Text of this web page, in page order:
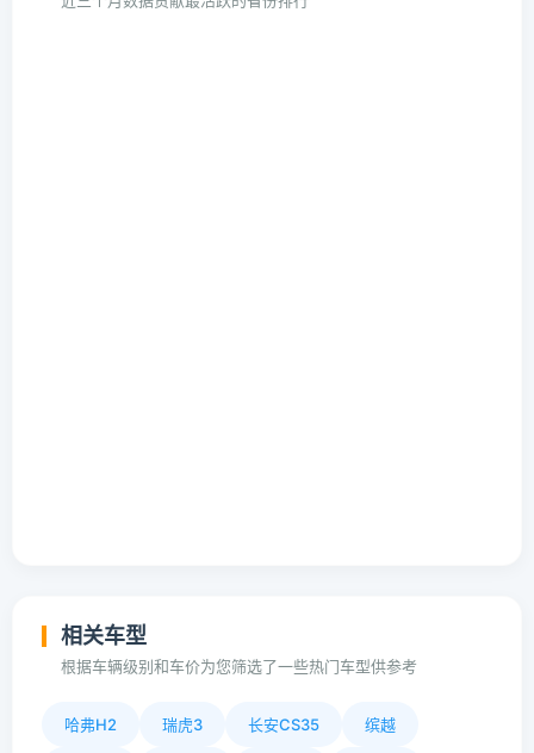
相关车型
根据车辆级别和车价为您筛选了一些热门车型供参考
哈弗H2 瑞虎3 长安CS35 缤越